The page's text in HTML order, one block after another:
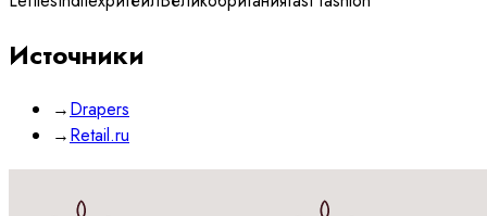
Источники
→Drapers
→Retail.ru